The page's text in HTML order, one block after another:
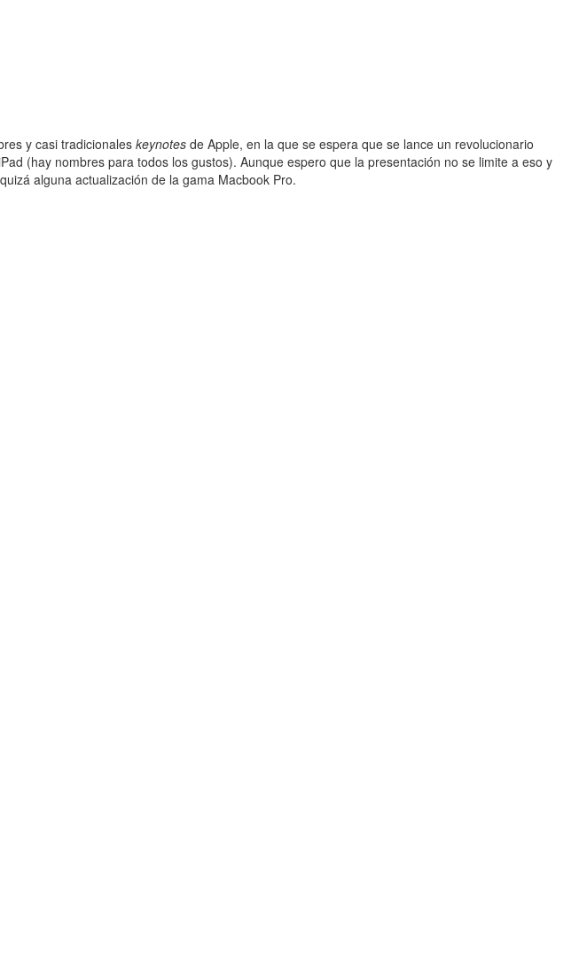
y casi tradicionales keynotes de Apple, en la que se espera que se lance un revolucionario
(hay nombres para todos los gustos). Aunque espero que la presentación no se limite a eso y
alguna actualización de la gama Macbook Pro.